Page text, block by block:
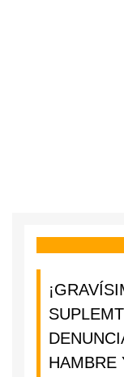
HAMBRE